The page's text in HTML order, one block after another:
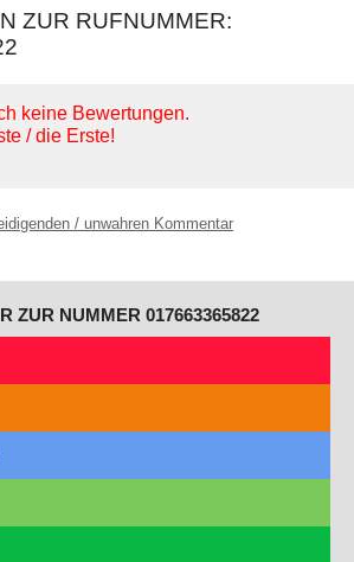
ZUR RUFNUMMER:
keine Bewertungen.
/ die Erste!
/ unwahren Kommentar
ZUR NUMMER 017663365822